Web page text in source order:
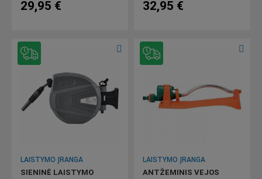
29,95 € 32,95 €
LAISTYMO ĮRANGA
SIENINĖ LAISTYMO
LAISTYMO ĮRANGA
ANTŽEMINIS VEJOS